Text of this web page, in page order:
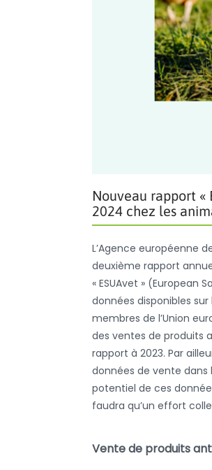
Nouveau rapport «
2024 chez les
L’Agence européenne
deuxième rapport
« ESUAvet » (European
données disponibles
membres de l’Union
des ventes de produits
rapport à 2023. Par
données de vente dans
potentiel de ces
faudra qu’un effort
Vente de produits